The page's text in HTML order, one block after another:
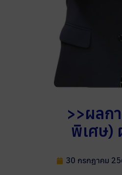
>>ผลก
พิเศษ)
30 กรกฎาคม